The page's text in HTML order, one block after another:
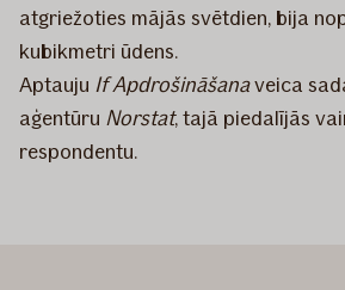
atgriežoties mājās svētdien, bija
kubikmetri ūdens.
Aptauju If Apdrošināšanaveica
aģentūru Norstat, tajā piedalījās
respondentu.